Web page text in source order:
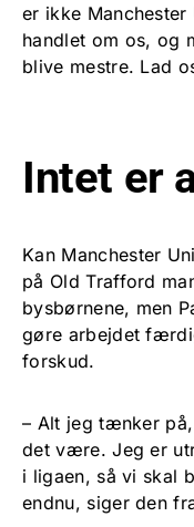
er ikke
handlet om os, og
blive mestre. Lad
Intet er
Kan Manchester
på Old Trafford
bysbørnene, men
gøre arbejdet
forskud.
– Alt jeg tænker
det være. Jeg er
i ligaen, så vi skal
endnu, siger den